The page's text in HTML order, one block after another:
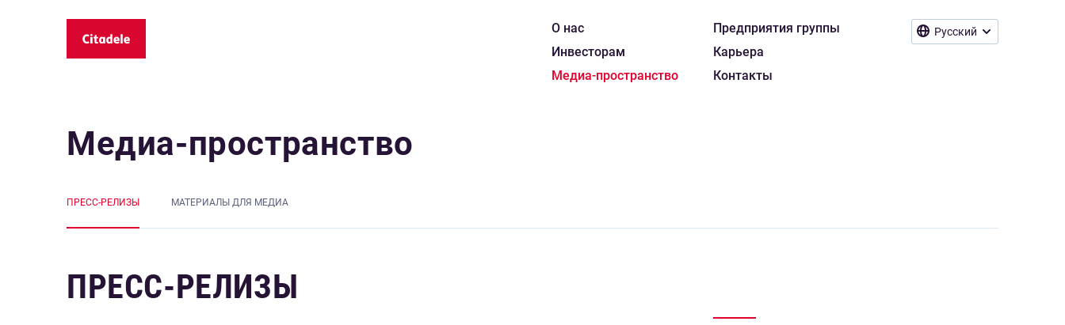
Русский
О нас
Инвесторам
Медиа-пространство
Предприятия группы
Карьера
Контакты
Медиа-пространство
ПРЕСС-РЕЛИЗЫ MАТЕРИАЛЫ ДЛЯ МЕДИА
ПРЕСС-РЕЛИЗЫ